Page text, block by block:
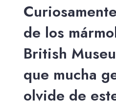
de los
British
que mucha
olvide de